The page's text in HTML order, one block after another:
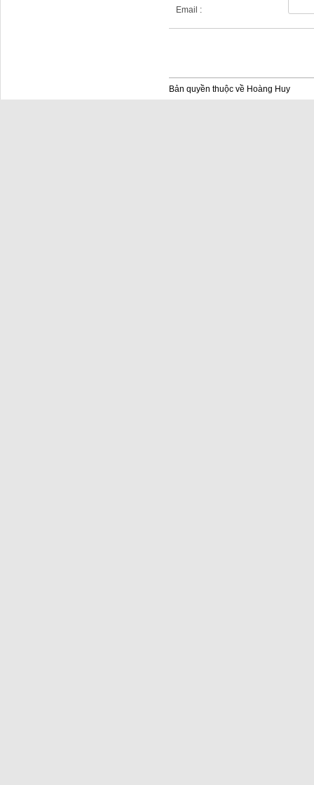
Email :
Bản quyền thuộc về Hoàng Huy